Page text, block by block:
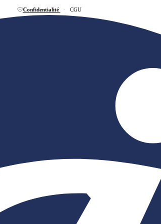
Confidentialité · CGU